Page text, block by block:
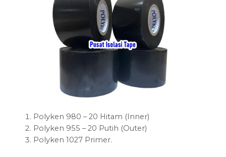
Polyken 980 – 20 Hitam (Inner)
Polyken 955 – 20 Putih (Outer)
Polyken 1027 Primer.